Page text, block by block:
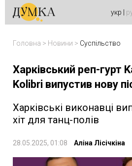
укр
Головна > Новини > Суспільство
Харківський реп-гурт
Kolibri випустив нову
Харківські виконавці
хіт для танц-полів
28.05.2025, 01:08 Аліна Лісічкіна